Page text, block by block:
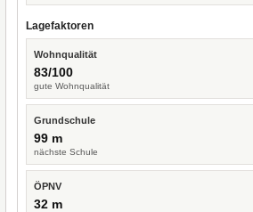
Lagefaktoren
Wohnqualität
83/100
gute Wohnqualität
Grundschule
99 m
nächste Schule
ÖPNV
32 m